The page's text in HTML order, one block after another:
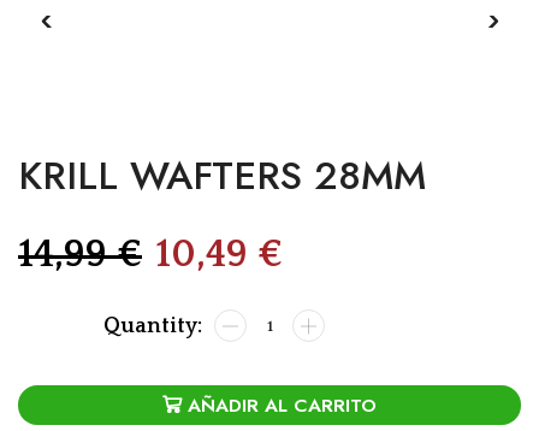
KRILL WAFTERS 28MM
14,99€ 10,49 €
AÑADIR AL CARRITO